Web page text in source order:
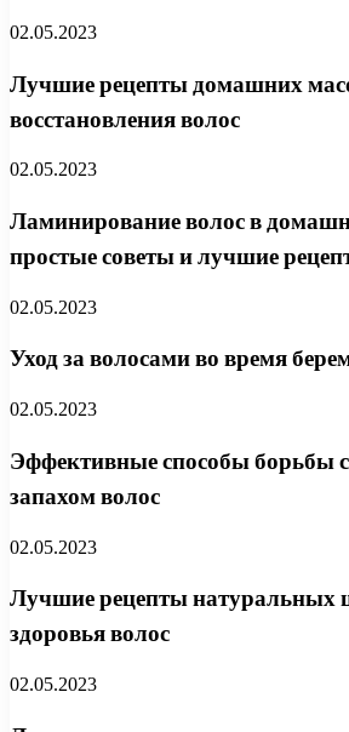
02.05.2023
Лучшие рецепты домашних
восстановления волос
02.05.2023
Ламинирование волос в
простые советы и лучшие
02.05.2023
Уход за волосами во время
02.05.2023
Эффективные способы борьбы
запахом волос
02.05.2023
Лучшие рецепты натуральных
здоровья волос
02.05.2023